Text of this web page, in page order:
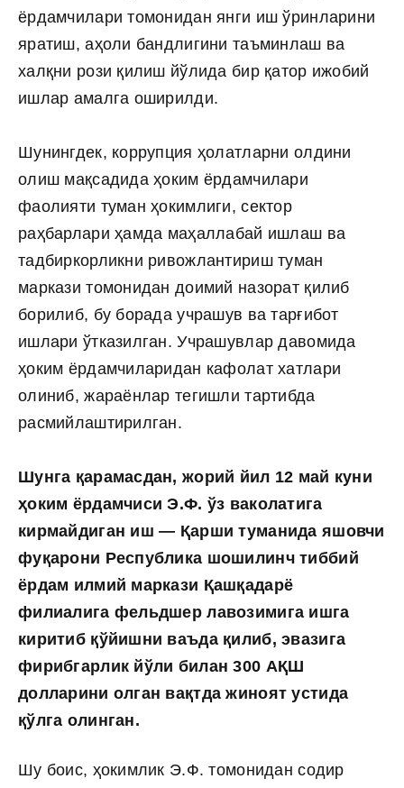
ёрдамчилари томонидан янги иш ўринларини
яратиш, аҳоли бандлигини таъминлаш ва
халқни рози қилиш йўлида бир қатор ижобий
ишлар амалга оширилди.
Шунингдек, коррупция ҳолатларни олдини
олиш мақсадида ҳоким ёрдамчилари
фаолияти туман ҳокимлиги, сектор
раҳбарлари ҳамда маҳаллабай ишлаш ва
тадбиркорликни ривожлантириш туман
маркази томонидан доимий назорат қилиб
борилиб, бу борада учрашув ва тарғибот
ишлари ўтказилган. Учрашувлар давомида
ҳоким ёрдамчиларидан кафолат хатлари
олиниб, жараёнлар тегишли тартибда
расмийлаштирилган.
Шунга қарамасдан, жорий йил 12 май куни
ҳоким ёрдамчиси Э.Ф. ўз ваколатига
кирмайдиган иш — Қарши туманида яшовчи
фуқарони Республика шошилинч тиббий
ёрдам илмий маркази Қашқадарё
филиалига фельдшер лавозимига ишга
киритиб қўйишни ваъда қилиб, эвазига
фирибгарлик йўли билан 300 АҚШ
долларини олган вақтда жиноят устида
қўлга олинган.
Шу боис, ҳокимлик Э.Ф. томонидан содир